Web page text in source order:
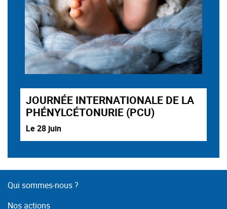
JOURNÉE INTERNATIONALE DE LA
PHÉNYLCÉTONURIE (PCU)
Le 28 juin
Qui sommes-nous ?
Nos actions